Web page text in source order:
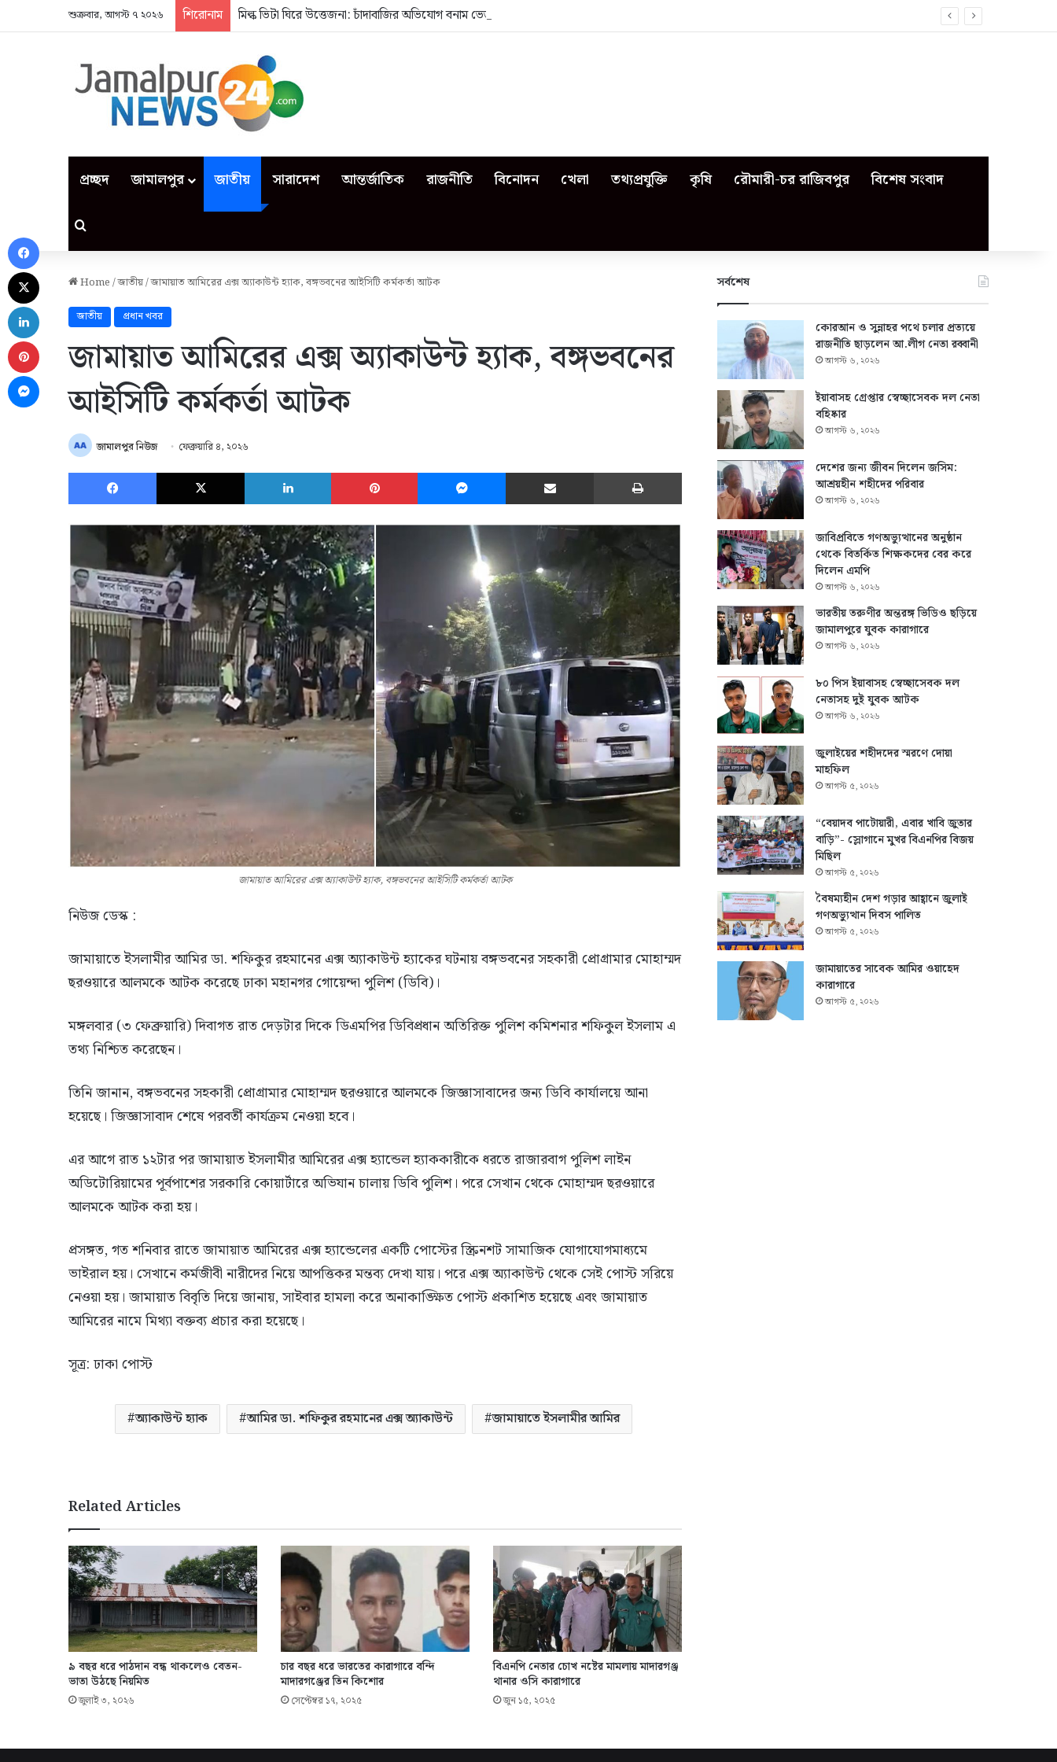
শুক্রবার, আগস্ট ৭ ২০২৬ শিরোনাম মিল্ক ভিটা ঘিরে উত্তেজনা: চাঁদাবাজির অভিযোগ বনাম ভেজাল দুধের জিডি
প্রচ্ছদ জামালপুর জাতীয় সারাদেশ আন্তর্জাতিক রাজনীতি বিনোদন খেলা তথ্যপ্রযুক্তি কৃষি রৌমারী-চর রাজিবপুর বিশেষ সংবাদ
Search for
Home/জাতীয়/জামায়াত আমিরের এক্স অ্যাকাউন্ট হ্যাক, বঙ্গভবনের আইসিটি কর্মকর্তা আটক
জাতীয় প্রধান খবর
জামায়াত আমিরের এক্স অ্যাকাউন্ট হ্যাক, বঙ্গভবনের
আইসিটি কর্মকর্তা আটক
জামালপুর নিউজ ফেব্রুয়ারি ৪, ২০২৬
Facebook X LinkedIn Pinterest Messenger Share via Email Print
জামায়াত আমিরের এক্স অ্যাকাউন্ট হ্যাক, বঙ্গভবনের আইসিটি কর্মকর্তা আটক
নিউজ ডেস্ক :
জামায়াতে ইসলামীর আমির ডা. শফিকুর রহমানের এক্স অ্যাকাউন্ট হ্যাকের ঘটনায় বঙ্গভবনের সহকারী প্রোগ্রামার মোহাম্মদ
ছরওয়ারে আলমকে আটক করেছে ঢাকা মহানগর গোয়েন্দা পুলিশ (ডিবি)।
মঙ্গলবার (৩ ফেব্রুয়ারি) দিবাগত রাত দেড়টার দিকে ডিএমপির ডিবিপ্রধান অতিরিক্ত পুলিশ কমিশনার শফিকুল ইসলাম এ
তথ্য নিশ্চিত করেছেন।
তিনি জানান, বঙ্গভবনের সহকারী প্রোগ্রামার মোহাম্মদ ছরওয়ারে আলমকে জিজ্ঞাসাবাদের জন্য ডিবি কার্যালয়ে আনা
হয়েছে। জিজ্ঞাসাবাদ শেষে পরবর্তী কার্যক্রম নেওয়া হবে।
এর আগে রাত ১২টার পর জামায়াত ইসলামীর আমিরের এক্স হ্যান্ডেল হ্যাককারীকে ধরতে রাজারবাগ পুলিশ লাইন
অডিটোরিয়ামের পূর্বপাশের সরকারি কোয়ার্টারে অভিযান চালায় ডিবি পুলিশ। পরে সেখান থেকে মোহাম্মদ ছরওয়ারে
আলমকে আটক করা হয়।
প্রসঙ্গত, গত শনিবার রাতে জামায়াত আমিরের এক্স হ্যান্ডেলের একটি পোস্টের স্ক্রিনশট সামাজিক যোগাযোগমাধ্যমে
ভাইরাল হয়। সেখানে কর্মজীবী নারীদের নিয়ে আপত্তিকর মন্তব্য দেখা যায়। পরে এক্স অ্যাকাউন্ট থেকে সেই পোস্ট সরিয়ে
নেওয়া হয়। জামায়াত বিবৃতি দিয়ে জানায়, সাইবার হামলা করে অনাকাঙ্ক্ষিত পোস্ট প্রকাশিত হয়েছে এবং জামায়াত
আমিরের নামে মিথ্যা বক্তব্য প্রচার করা হয়েছে।
সূত্র: ঢাকা পোস্ট
অ্যাকাউন্ট হ্যাক আমির ডা. শফিকুর রহমানের এক্স অ্যাকাউন্ট জামায়াতে ইসলামীর আমির
Related Articles
৯ বছর ধরে পাঠদান বন্ধ থাকলেও বেতন-
ভাতা উঠছে নিয়মিত
জুলাই ৩, ২০২৬
চার বছর ধরে ভারতের কারাগারে বন্দি
মাদারগঞ্জের তিন কিশোর
সেপ্টেম্বর ১৭, ২০২৫
বিএনপি নেতার চোখ নষ্টের মামলায় মাদারগঞ্জ
থানার ওসি কারাগারে
জুন ১৫, ২০২৫
সর্বশেষ
কোরআন ও সুন্নাহর পথে চলার প্রত্যয়ে
রাজনীতি ছাড়লেন আ.লীগ নেতা রব্বানী
আগস্ট ৬, ২০২৬
ইয়াবাসহ গ্রেপ্তার স্বেচ্ছাসেবক দল নেতা
বহিষ্কার
আগস্ট ৬, ২০২৬
দেশের জন্য জীবন দিলেন জসিম:
আশ্রয়হীন শহীদের পরিবার
আগস্ট ৬, ২০২৬
জাবিপ্রবিতে গণঅভ্যুত্থানের অনুষ্ঠান
থেকে বিতর্কিত শিক্ষকদের বের করে
দিলেন এমপি
আগস্ট ৬, ২০২৬
ভারতীয় তরুণীর অন্তরঙ্গ ভিডিও ছড়িয়ে
জামালপুরে যুবক কারাগারে
আগস্ট ৬, ২০২৬
৮০ পিস ইয়াবাসহ স্বেচ্ছাসেবক দল
নেতাসহ দুই যুবক আটক
আগস্ট ৬, ২০২৬
জুলাইয়ের শহীদদের স্মরণে দোয়া
মাহফিল
আগস্ট ৫, ২০২৬
“বেয়াদব পাটোয়ারী, এবার খাবি জুতার
বাড়ি”- স্লোগানে মুখর বিএনপির বিজয়
মিছিল
আগস্ট ৫, ২০২৬
বৈষম্যহীন দেশ গড়ার আহ্বানে জুলাই
গণঅভ্যুত্থান দিবস পালিত
আগস্ট ৫, ২০২৬
জামায়াতের সাবেক আমির ওয়াহেদ
কারাগারে
আগস্ট ৫, ২০২৬
Facebook
LinkedIn